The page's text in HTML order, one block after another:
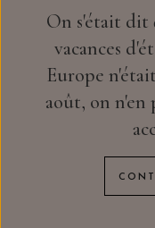
On s'était dit
vacances
Europe
août, on n'en